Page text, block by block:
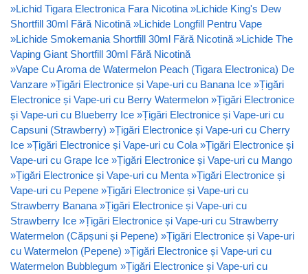
»Lichid Tigara Electronica Fara Nicotina »Lichide King's Dew
Shortfill 30ml Fără Nicotină »Lichide Longfill Pentru Vape
»Lichide Smokemania Shortfill 30ml Fără Nicotină »Lichide The
Vaping Giant Shortfill 30ml Fără Nicotină
»Vape Cu Aroma de Watermelon Peach (Tigara Electronica) De
Vanzare »Țigări Electronice și Vape-uri cu Banana Ice »Țigări
Electronice și Vape-uri cu Berry Watermelon »Țigări Electronice
și Vape-uri cu Blueberry Ice »Țigări Electronice și Vape-uri cu
Capsuni (Strawberry) »Țigări Electronice și Vape-uri cu Cherry
Ice »Țigări Electronice și Vape-uri cu Cola »Țigări Electronice și
Vape-uri cu Grape Ice »Țigări Electronice și Vape-uri cu Mango
»Țigări Electronice și Vape-uri cu Menta »Țigări Electronice și
Vape-uri cu Pepene »Țigări Electronice și Vape-uri cu
Strawberry Banana »Țigări Electronice și Vape-uri cu
Strawberry Ice »Țigări Electronice și Vape-uri cu Strawberry
Watermelon (Căpșuni și Pepene) »Țigări Electronice și Vape-uri
cu Watermelon (Pepene) »Țigări Electronice și Vape-uri cu
Watermelon Bubblegum »Țigări Electronice și Vape-uri cu